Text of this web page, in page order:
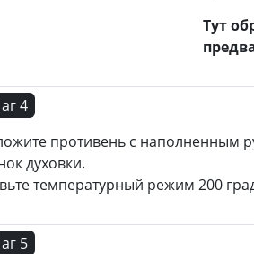
Тут
4
противень с наполненным
духовки.
температурный режим 200
5